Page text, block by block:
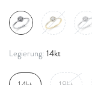
Legierung: 14kt